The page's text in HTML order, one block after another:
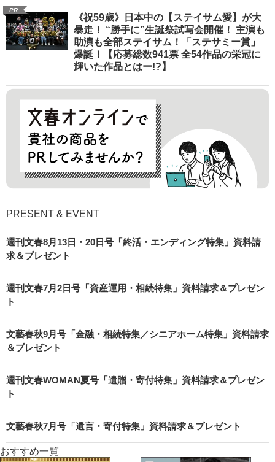
PR
《祝59歳》日本中の【ステイサム愛】が大
暴走！ “勝手に”生誕祭試写会開催！ 主演も
助演も全部ステイサム！「ステサミー賞」
爆誕！【応募総数941票 全54作品の栄冠に
輝いた作品とはー!?】
PRESENT & EVENT
週刊文春8月13日・20日号「終活・エンディング特集」資料請
求＆プレゼント
週刊文春7月2日号「資産運用・相続特集」資料請求＆プレゼン
ト
文藝春秋9月号「金融・相続特集／シニアホーム特集」資料請求
＆プレゼント
週刊文春WOMAN夏号「遺贈・寄付特集」資料請求＆プレゼン
ト
文藝春秋7月号「遺言・寄付特集」資料請求＆プレゼント
おすすめ一覧